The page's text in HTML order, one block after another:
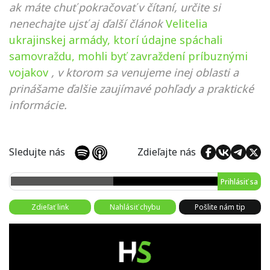
ak máte chuť pokračovať v čítaní, určite si
nenechajte ujsť aj ďalší článok Velitelia
ukrajinskej armády, ktorí údajne spáchali
samovraždu, mohli byť zavraždení príbuznými
vojakov , v ktorom sa venujeme inej oblasti a
prinášame ďalšie zaujímavé pohľady a praktické
informácie.
Sledujte nás Zdieľajte nás
Prihlásiť sa
Zdieľať link Nahlásiť chybu Pošlite nám tip